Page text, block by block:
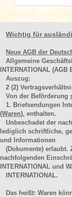
Wichtig für
Neue AGB der
Allgemeine
INTERNATIONAL (AGB
Auszug:
2 (2)
Von der Beförderung
1. Briefsendungen
(Waren), enthalten.
Unbeschadet der
lediglich schriftliche,
und Informationen
(Dokumente) erlaubt.
nachfolgenden
INTERNATIONAL und
INTERNATIONAL.
Das heißt: Waren